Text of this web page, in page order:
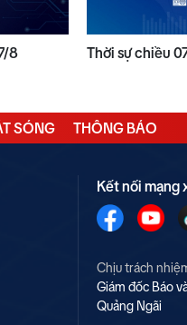
8 Thời sự chiều
SÓNG THÔNG BÁO
Kết nối mạng
Chịu trách
Giám đốc Báo
Quảng Ngãi